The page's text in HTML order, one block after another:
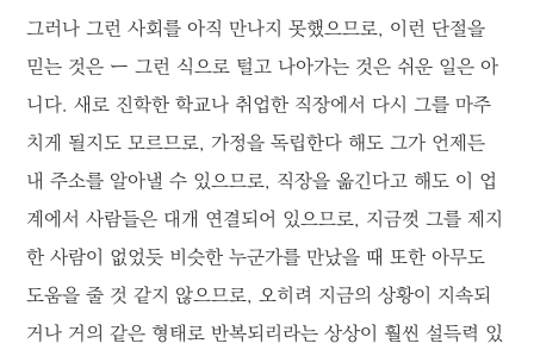
그러나 그런 사회를 아직 만나지 못했으므로, 이런 단절을
믿는 것은 ー 그런 식으로 털고 나아가는 것은 쉬운 일은 아
니다. 새로 진학한 학교나 취업한 직장에서 다시 그를 마주
치게 될지도 모르므로, 가정을 독립한다 해도 그가 언제든
내 주소를 알아낼 수 있으므로, 직장을 옮긴다고 해도 이 업
계에서 사람들은 대개 연결되어 있으므로, 지금껏 그를 제지
한 사람이 없었듯 비슷한 누군가를 만났을 때 또한 아무도
도움을 줄 것 같지 않으므로, 오히려 지금의 상황이 지속되
거나 거의 같은 형태로 반복되리라는 상상이 훨씬 설득력 있